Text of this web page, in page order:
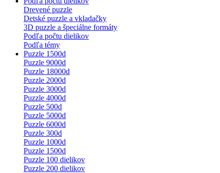
Drevené puzzle
Detské puzzle a vkladačky
3D puzzle a špeciálne formáty
Podľa počtu dielikov
Podľa témy
Puzzle 1500d
Puzzle 9000d
Puzzle 18000d
Puzzle 2000d
Puzzle 3000d
Puzzle 4000d
Puzzle 500d
Puzzle 5000d
Puzzle 6000d
Puzzle 300d
Puzzle 1000d
Puzzle 1500d
Puzzle 100 dielikov
Puzzle 200 dielikov